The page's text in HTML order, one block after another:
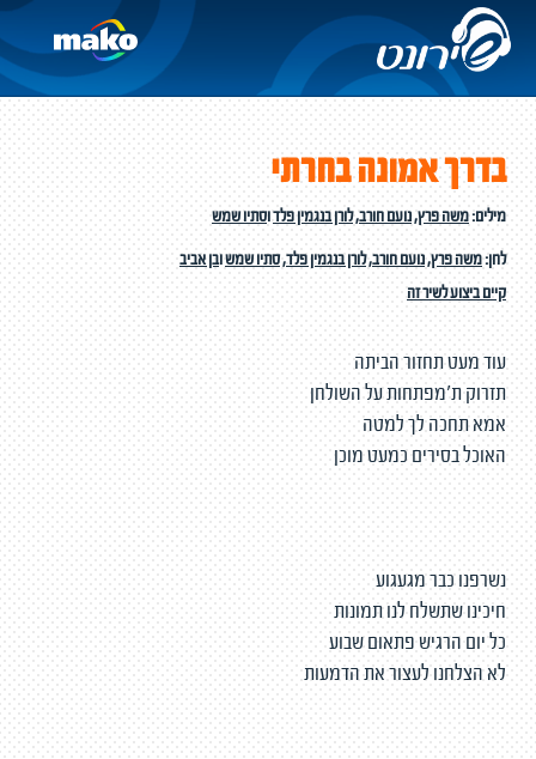
בדרך אמונה בחרתי
מילים:משה פרץ,נועם חורב,לורן בנגמין פלדוסתיו שמש
לחן:משה פרץ,נועם חורב,לורן בנגמין פלד,סתיו שמשובן אביב
קיים ביצוע לשיר זה
עוד מעט תחזור הביתה
תזרוק ת׳מפתחות על השולחן
אמא תחכה לך למטה
האוכל בסירים כמעט מוכן
נשרפנו כבר מגעגוע
חיכינו שתשלח לנו תמונות
כל יום הרגיש פתאום שבוע
לא הצלחנו לעצור את הדמעות